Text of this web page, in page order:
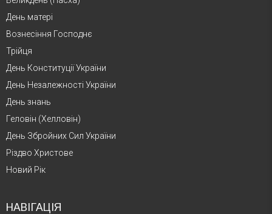
День матері
Вознесіння Господнє
Трійця
День Конституції України
День Незалежності України
День знань
Геловін (Хелловін)
День Збройних Сил України
Різдво Христове
Новий Рік
НАВІГАЦІЯ